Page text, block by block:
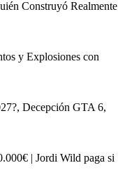
Construyó Realmente
y Explosiones con
Decepción GTA 6,
| Jordi Wild paga si